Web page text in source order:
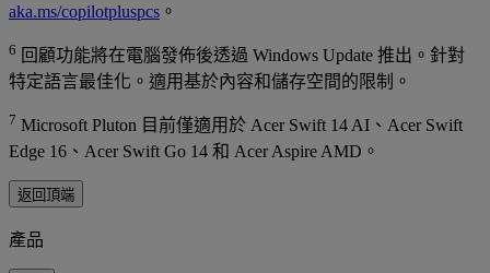
aka.ms/copilotpluspcs 。
6 回顧功能將在電腦發佈後透過 Windows Update 推出。針對
特定語言最佳化。適用基於內容和儲存空間的限制。
7 Microsoft Pluton 目前僅適用於 Acer Swift 14 AI、Acer Swift
Edge 16、Acer Swift Go 14 和 Acer Aspire AMD。
返回頂端
產品